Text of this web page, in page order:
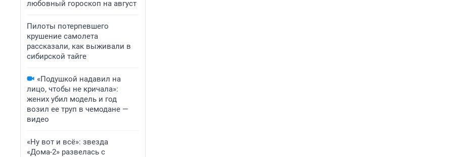
любовный гороскоп на август
Пилоты потерпевшего
крушение самолета
рассказали, как выживали в
сибирской тайге
«Подушкой надавил на
лицо, чтобы не кричала»:
жених убил модель и год
возил ее труп в чемодане —
видео
«Ну вот и всё»: звезда
«Дома-2» развелась с